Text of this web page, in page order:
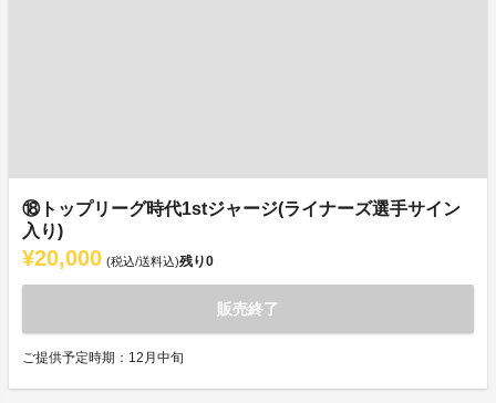
⑱トップリーグ時代1stジャージ(ライナーズ選手サイン
入り)
¥20,000 (税込/送料込)残り0
販売終了
ご提供予定時期：12月中旬